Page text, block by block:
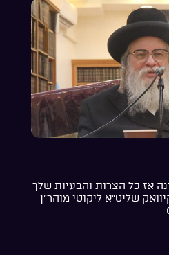
אז כל הצרות והבעיות שלך
שליט”א ליקוטי מוהר”ן